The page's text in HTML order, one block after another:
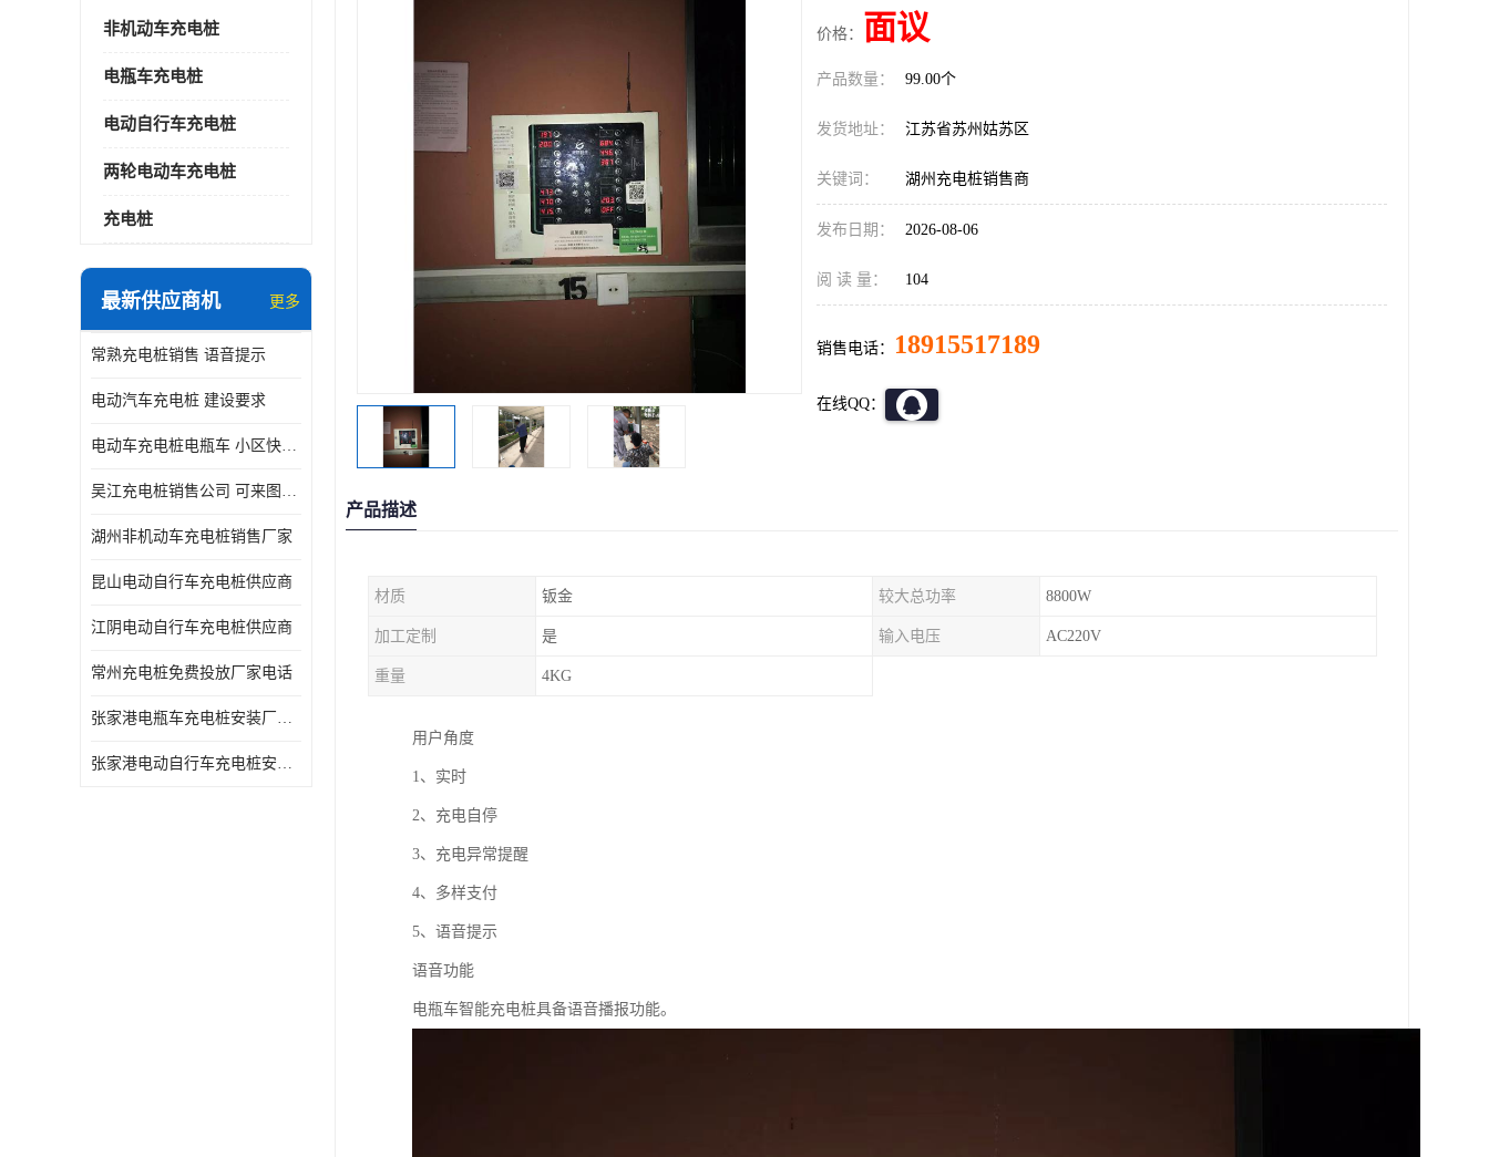
非机动车充电桩
电瓶车充电桩
电动自行车充电桩
两轮电动车充电桩
充电桩
最新供应商机 更多
常熟充电桩销售 语音提示
电动汽车充电桩 建设要求
电动车充电桩电瓶车 小区快速电动自行车充电站
吴江充电桩销售公司 可来图定制
湖州非机动车充电桩销售厂家
昆山电动自行车充电桩供应商
江阴电动自行车充电桩供应商
常州充电桩免费投放厂家电话
张家港电瓶车充电桩安装厂家电话
张家港电动自行车充电桩安装供货商
价格： 面议
产品数量： 99.00个
发货地址： 江苏省苏州姑苏区
关键词： 湖州充电桩销售商
发布日期： 2026-08-06
阅 读 量： 104
销售电话： 18915517189
在线QQ：
产品描述
材质 钣金 较大总功率 8800W
加工定制 是 输入电压 AC220V
重量 4KG
用户角度
1、实时
2、充电自停
3、充电异常提醒
4、多样支付
5、语音提示
语音功能
电瓶车智能充电桩具备语音播报功能。